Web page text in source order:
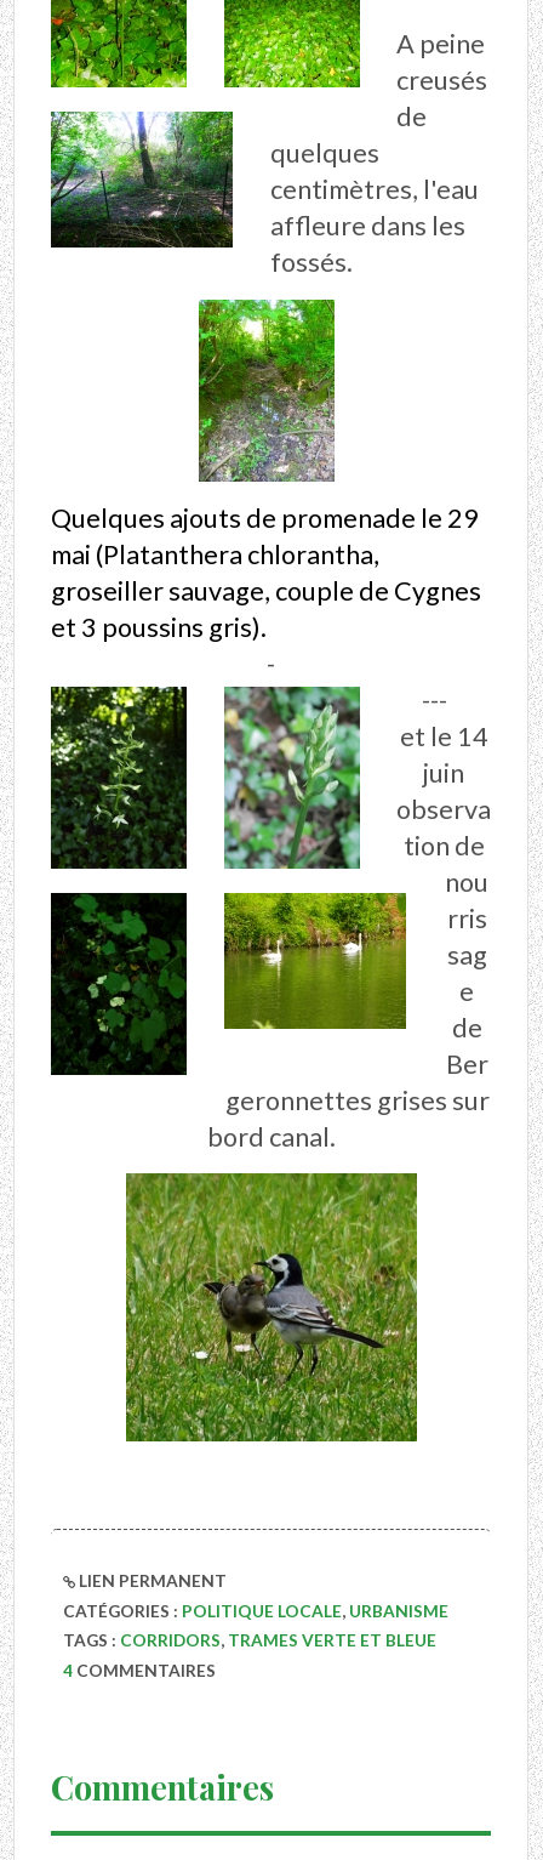
A peine
creusés
de
quelques
centimètres, l'eau
affleure dans les
fossés.
Quelques ajouts de promenade le 29
mai (Platanthera chlorantha,
groseiller sauvage, couple de Cygnes
et 3 poussins gris).
-
---
et le 14
juin
observa
tion de
nou
rris
sag
e
de
Ber
geronnettes grises sur
bord canal.
LIEN PERMANENT
CATÉGORIES : POLITIQUE LOCALE, URBANISME
TAGS : CORRIDORS, TRAMES VERTE ET BLEUE
4 COMMENTAIRES
Commentaires